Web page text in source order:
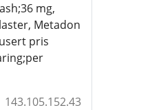
mg,
Metadon
pris
143.105.152.43